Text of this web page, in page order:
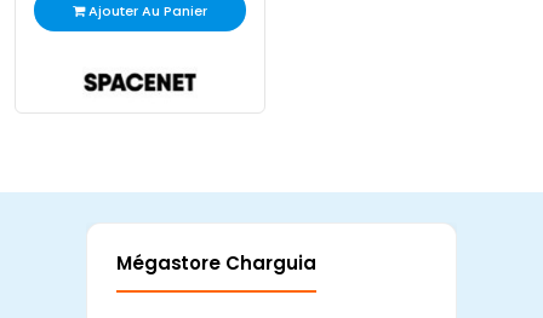
Ajouter Au Panier
Mégastore Charguia